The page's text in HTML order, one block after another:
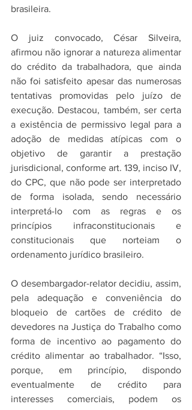
brasileira.
O juiz convocado, César Silveira,
afirmou não ignorar a natureza alimentar
do crédito da trabalhadora, que ainda
não foi satisfeito apesar das numerosas
tentativas promovidas pelo juízo de
execução. Destacou, também, ser certa
a existência de permissivo legal para a
adoção de medidas atípicas com o
objetivo de garantir a prestação
jurisdicional, conforme art. 139, inciso IV,
do CPC, que não pode ser interpretado
de forma isolada, sendo necessário
interpretá-lo com as regras e os
princípios infraconstitucionais e
constitucionais que norteiam o
ordenamento jurídico brasileiro.
O desembargador-relator decidiu, assim,
pela adequação e conveniência do
bloqueio de cartões de crédito de
devedores na Justiça do Trabalho como
forma de incentivo ao pagamento do
crédito alimentar ao trabalhador. “Isso,
porque, em princípio, dispondo
eventualmente de crédito para
interesses comerciais, podem os